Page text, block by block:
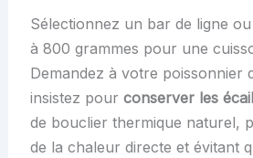
Sélectionnez un bar de ligne ou
à 800 grammes pour une
Demandez à votre poissonnier
insistez pour conserver les
de bouclier thermique naturel,
de la chaleur directe et évitant